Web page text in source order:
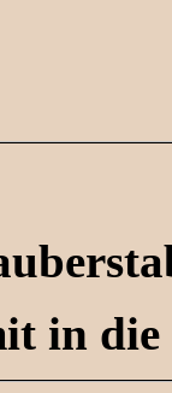
in die